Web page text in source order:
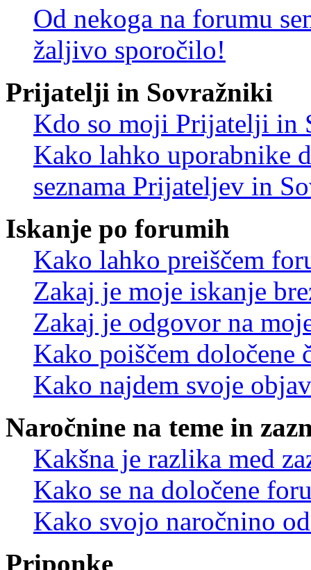
Od nekoga na forumu
žaljivo sporočilo!
Prijatelji in Sovražniki
Kdo so moji Prijatelji in
Kako lahko uporabnike
seznama Prijateljev in
Iskanje po forumih
Kako lahko preiščem
Zakaj je moje iskanje
Zakaj je odgovor na
Kako poiščem določene
Kako najdem svoje
Naročnine na teme in
Kakšna je razlika med
Kako se na določene
Kako svojo naročnino
Priponke